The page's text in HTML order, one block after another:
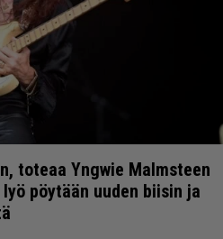
toteaa Yngwie Malmsteen
pöytään uuden biisin ja